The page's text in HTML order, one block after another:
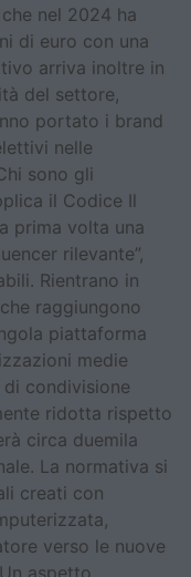
nel 2024 ha
di euro con una
arriva inoltre in
del settore,
portato i brand
nelle
sono gli
il Codice Il
prima volta una
rilevante”,
Rientrano in
raggiungono
piattaforma
medie
condivisione
ridotta rispetto
circa duemila
La normativa si
creati con
verso le nuove
aspetto